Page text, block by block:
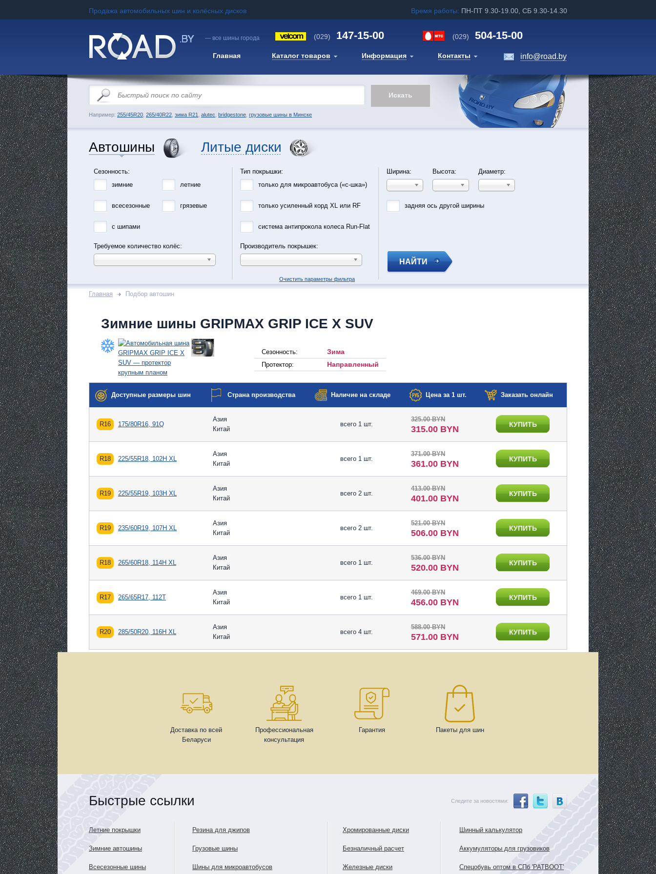
Продажа автомобильных шин и колёсных дисков Время работы: ПН-ПТ 9.30-19.00, СБ 9.30-14.30
— все шины города (029) 147-15-00 (029) 504-15-00
Главная Каталог товаров Информация Контакты info@road.by
Например: 255/45R20 265/40R22 зима R21 alutec bridgestone грузовые шины в Минске
Автошины Литые диски
Сезонность:
зимние
летние
всесезонные грязевые
с шипами
Требуемое количество колёс:
Тип покрышки:
только для микроавтобуса («с-шка»)
только усиленный корд XL или RF
система антипрокола колеса Run-Flat
Производитель покрышек:
Ширина: Высота: Диаметр:
задняя ось другой ширины
НАЙТИ
Очистить параметры фильтра
Главная Подбор автошин
Зимние шины GRIPMAX GRIP ICE X SUV
Сезонность: Зима
Протектор: Направленный
Доступные размеры шин Страна производства Наличие на складе Цена за 1 шт. Заказать онлайн
R16 175/80R16, 91Q
Азия
Китай
всего 1 шт.
325.00 BYN
315.00 BYN КУПИТЬ
R18 225/55R18, 102H XL
Азия
Китай
всего 1 шт.
371.00 BYN
361.00 BYN КУПИТЬ
R19 225/55R19, 103H XL
Азия
Китай
всего 2 шт.
413.00 BYN
401.00 BYN КУПИТЬ
R19 235/60R19, 107H XL
Азия
Китай
всего 2 шт.
521.00 BYN
506.00 BYN КУПИТЬ
R18 265/60R18, 114H XL
Азия
Китай
всего 1 шт.
536.00 BYN
520.00 BYN КУПИТЬ
R17 265/65R17, 112T
Азия
Китай
всего 1 шт.
469.00 BYN
456.00 BYN КУПИТЬ
R20 285/50R20, 116H XL
Азия
Китай
всего 4 шт.
588.00 BYN
571.00 BYN КУПИТЬ
Доставка по всей
Беларуси
Профессиональная
консультация
Гарантия Пакеты для шин
Быстрые ссылки Следите за новостями:
Летние покрышки
Зимние автошины
Всесезонные шины
Резина для джипов
Грузовые шины
Шины для микроавтобусов
Хромированные диски
Безналичный расчет
Железные диски
Шинный калькулятор
Аккумуляторы для грузовиков
Спецобувь оптом в СПб 'PATBOOT'